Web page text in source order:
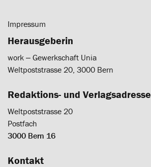
Impressum
Herausgeberin
work ‒ Gewerkschaft Unia
Weltpoststrasse 20, 3000 Bern
Redaktions- und Verlagsadresse
Weltpoststrasse 20
Postfach
3000 Bern 16
Kontakt